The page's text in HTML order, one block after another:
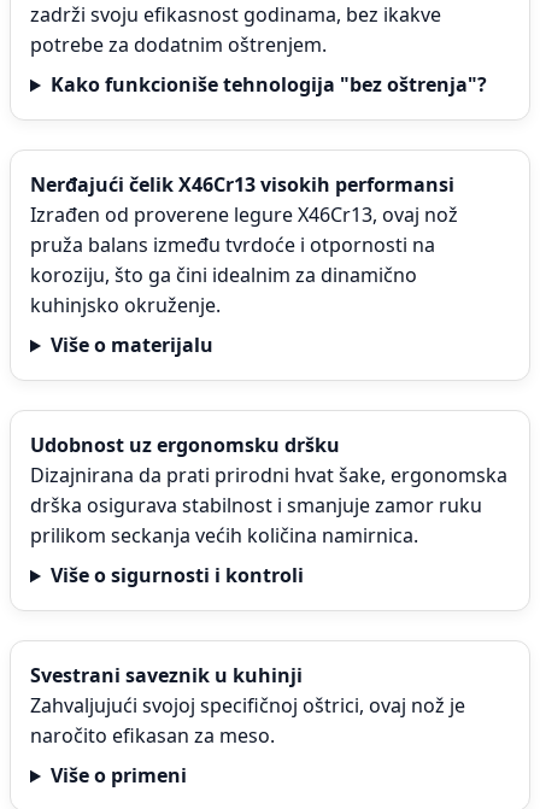
zadrži svoju efikasnost godinama, bez ikakve
potrebe za dodatnim oštrenjem.
Kako funkcioniše tehnologija "bez oštrenja"?
Nerđajući čelik X46Cr13 visokih performansi
Izrađen od proverene legure X46Cr13, ovaj nož
pruža balans između tvrdoće i otpornosti na
koroziju, što ga čini idealnim za dinamično
kuhinjsko okruženje.
Više o materijalu
Udobnost uz ergonomsku dršku
Dizajnirana da prati prirodni hvat šake, ergonomska
drška osigurava stabilnost i smanjuje zamor ruku
prilikom seckanja većih količina namirnica.
Više o sigurnosti i kontroli
Svestrani saveznik u kuhinji
Zahvaljujući svojoj specifičnoj oštrici, ovaj nož je
naročito efikasan za meso.
Više o primeni